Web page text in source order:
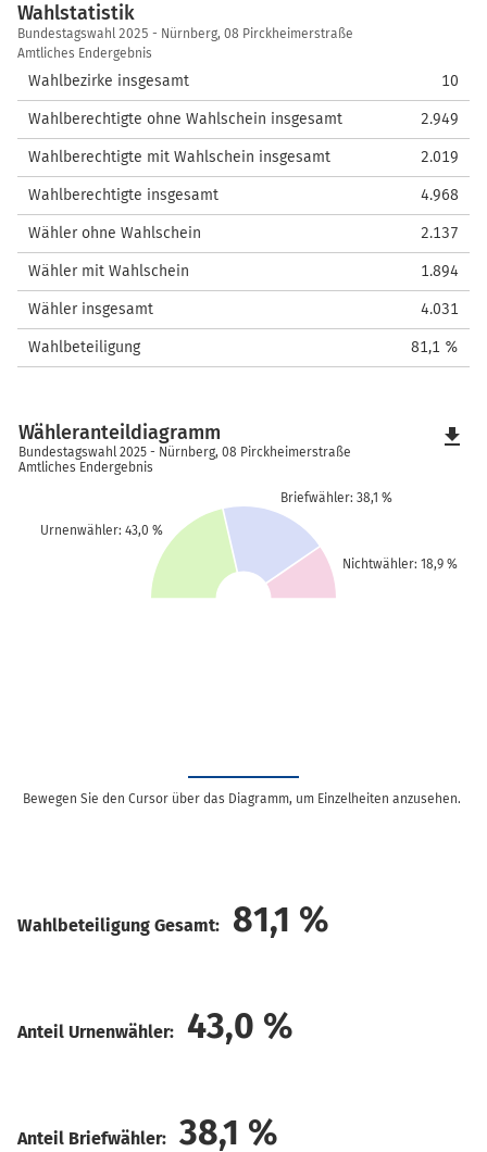
Wahlstatistik
Wahlstatistik
Bundestagswahl 2025 - Nürnberg, 08 Pirckheimerstraße
Amtliches Endergebnis
Wahlbezirke insgesamt 10
Wahlberechtigte ohne Wahlschein insgesamt 2.949
Wahlberechtigte mit Wahlschein insgesamt 2.019
Wahlberechtigte insgesamt 4.968
Wähler ohne Wahlschein 2.137
Wähler mit Wahlschein 1.894
Wähler insgesamt 4.031
Wahlbeteiligung 81,1 %
Urnenwähler: 43,0 %
Briefwähler: 38,1 %
Nichtwähler: 18,9 %
Wähleranteildiagramm
Bundestagswahl 2025 - Nürnberg, 08 Pirckheimerstraße
Amtliches Endergebnis
file_download
Bewegen Sie den Cursor über das Diagramm, um Einzelheiten anzusehen.
Wahlbeteiligung Gesamt: 81,1 %
Anteil Urnenwähler: 43,0 %
Anteil Briefwähler: 38,1 %